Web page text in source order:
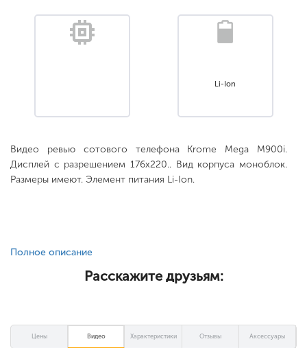
Li-Ion
Видео ревью сотового телефона Krome Mega M900i.
Дисплей с разрешением 176x220.. Вид корпуса моноблок.
Размеры имеют. Элемент питания Li-Ion.
Полное описание
Расскажите друзьям:
Цены Видео Характеристики Отзывы Аксессуары